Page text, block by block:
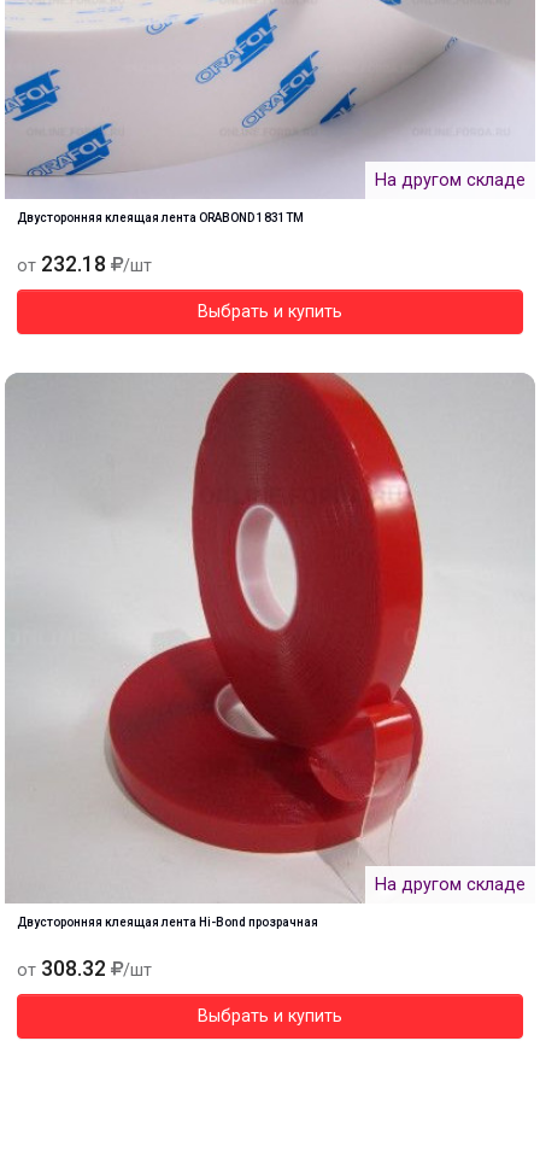
На другом складе
Двусторонняя клеящая лента ORABOND 1831ТМ
от 232.18 /шт
Выбрать и купить
На другом складе
Двусторонняя клеящая лента Hi-Bond прозрачная
от 308.32 /шт
Выбрать и купить